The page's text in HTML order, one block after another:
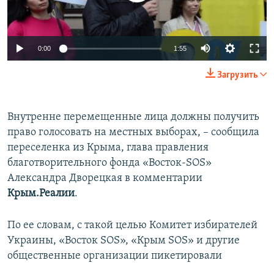
ПОБЕДИТЕЛЕЙ НЕ СУДЯТ?
КРЫМ.НЕПОКОРЕННЫЙ
ПРИСОЕДИНЯЙТЕСЬ!
0:00 1:55
Загрузить
Внутренне перемещенные лица должны получить
право голосовать на местных выборах, – сообщила
переселенка из Крыма, глава правления
благотворительного фонда «Восток-SOS»
Александра Дворецкая в комментарии
Крым.Реалии.
По ее словам, с такой целью Комитет избирателей
Украины, «Восток SOS», «Крым SOS» и другие
общественные организации пикетировали